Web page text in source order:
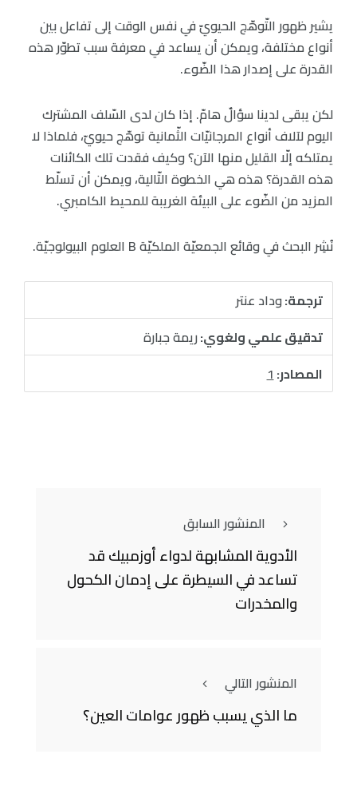
يشير ظهور التّوهّج الحيويّ في نفس الوقت إلى تفاعل بين
أنواع مختلفة، ويمكن أن يساعد في معرفة سبب تطوّر هذه
القدرة على إصدار هذا الضّوء.
لكن يبقى لدينا سؤالٌ هامّ. إذا كان لدى السّلف المشترك
اليوم لآلاف أنواع المرجانيّات الثّمانية توهّج حيويّ، فلماذا لا
يمتلكه إلّا القليل منها الآن؟ وكيف فقدت تلك الكائنات
هذه القدرة؟ هذه هي الخطوة التّالية، ويمكن أن تسلّط
المزيد من الضّوء على البيئة الغريبة للمحيط الكامبري.
نُشِر البحث في وقائع الجمعيّة الملكيّة B العلوم البيولوجيّة.
ترجمة:وداد عنتر
تدقيق علمي ولغوي:ريمة جبارة
المصادر:1
المنشور السابق
الأدوية المشابهة لدواء أوزمبيك قد
تساعد في السيطرة على إدمان الكحول
والمخدرات
المنشور التالي
ما الذي يسبب ظهور عوامات العين؟